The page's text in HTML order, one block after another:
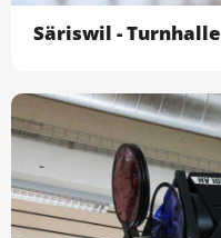
Säriswil - Turnhalle